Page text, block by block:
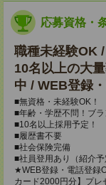
応募資格・
職種未経験OK
10名以上の大
中 / WEB登録
■無資格・未経験OK！
■年齢・学歴不問！ブ
■10名以上採用予定！
■履歴書不要
■社会保険完備
■社員登用あり（紹介予
★WEB登録・電話登録
カード2000円分】プレ